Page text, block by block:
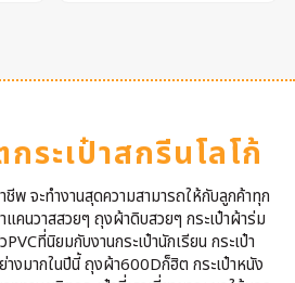
ระเป๋าสกรีนโลโก้
ชีพ จะทำงานสุดความสามารถให้กับลูกค้าทุก
แคนวาสสวยๆ ถุงผ้าดิบสวยๆ กระเป๋าผ้าร่ม
ที่นิยมกับงานกระเป๋านักเรียน กระเป๋า
งมากในปีนี้ ถุงผ้า600Dก็ฮิต กระเป๋าหนัง